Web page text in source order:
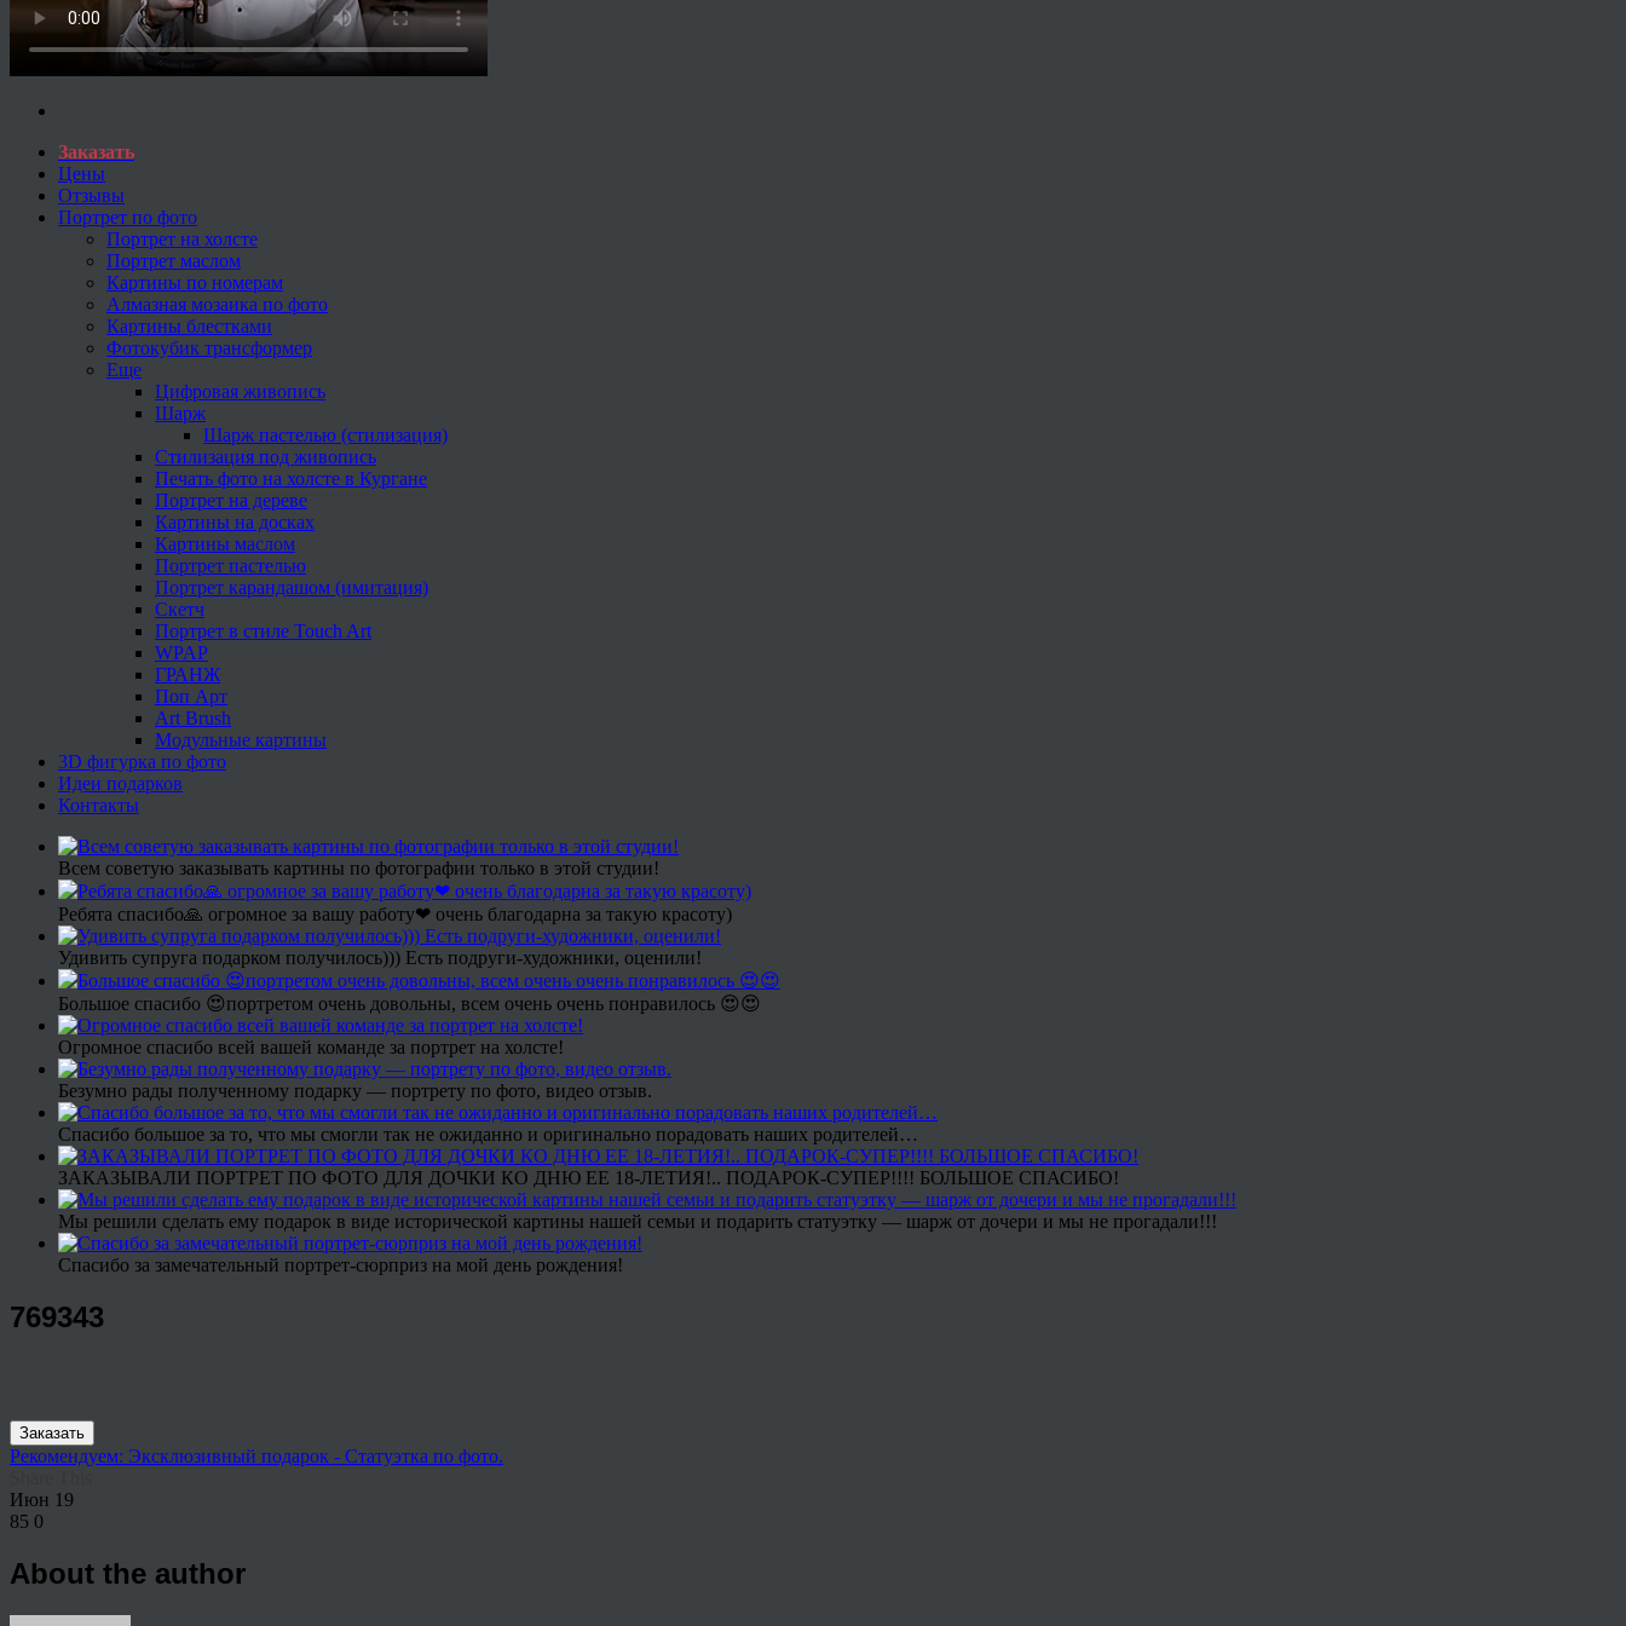
Заказать
Цены
Отзывы
Портрет по фото
Портрет на холсте
Портрет маслом
Картины по номерам
Алмазная мозаика по фото
Картины блестками
Фотокубик трансформер
Еще
Цифровая живопись
Шарж
Шарж пастелью (стилизация)
Стилизация под живопись
Печать фото на холсте в Кургане
Портрет на дереве
Картины на досках
Картины маслом
Портрет пастелью
Портрет карандашом (имитация)
Скетч
Портрет в стиле Touch Art
WPAP
ГРАНЖ
Поп Арт
Art Brush
Модульные картины
3D фигурка по фото
Идеи подарков
Контакты
Всем советую заказывать картины по фотографии только в этой студии!
Ребята спасибо🙏 огромное за вашу работу❤ очень благодарна за такую красоту)
Удивить супруга подарком получилось))) Есть подруги-художники, оценили!
Большое спасибо 😍портретом очень довольны, всем очень очень понравилось 😍😍
Огромное спасибо всей вашей команде за портрет на холсте!
Безумно рады полученному подарку — портрету по фото, видео отзыв.
Спасибо большое за то, что мы смогли так не ожиданно и оригинально порадовать наших родителей…
ЗАКАЗЫВАЛИ ПОРТРЕТ ПО ФОТО ДЛЯ ДОЧКИ КО ДНЮ ЕЕ 18-ЛЕТИЯ!.. ПОДАРОК-СУПЕР!!!! БОЛЬШОЕ СПАСИБО!
Мы решили сделать ему подарок в виде исторической картины нашей семьи и подарить статуэтку — шарж от дочери и мы не прогадали!!!
Спасибо за замечательный портрет-сюрприз на мой день рождения!
769343
Заказать
Рекомендуем: Эксклюзивный подарок - Статуэтка по фото.
Июн 19
85 0
About the author